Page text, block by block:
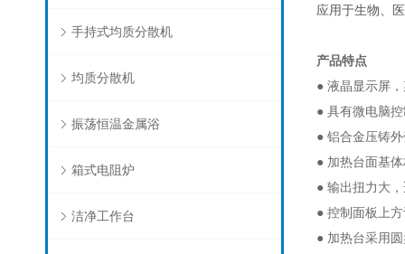
手持式均质分散机
均质分散机
振荡恒温金属浴
箱式电阻炉
洁净工作台
应用于生物、
产品特点
● 液晶显示屏
● 具有微电脑
● 铝合金压铸
● 加热台面基
● 输出扭力大
● 控制面板上
● 加热台采用